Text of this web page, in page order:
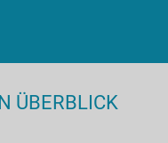
ÜBERBLICK